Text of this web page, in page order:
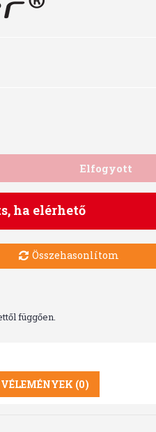
Elfogyott
ha elérhető
Összehasonlítom
függően.
VÉLEMÉNYEK (0)